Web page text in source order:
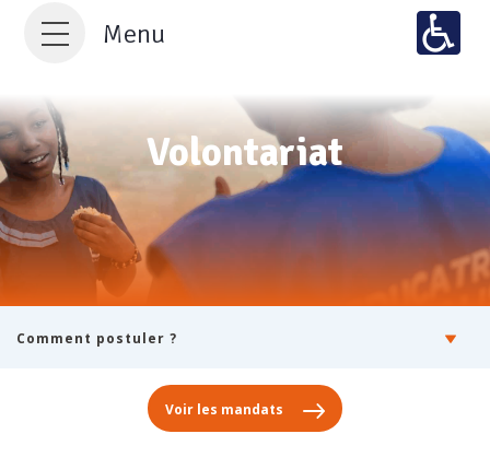
Menu
Volontariat
Comment postuler ?
Voir les mandats